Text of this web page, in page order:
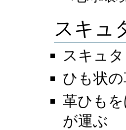
スキュ
スキュ
ひも状
革ひも
が運ぶ